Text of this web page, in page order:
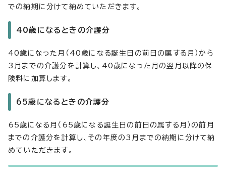
での納期に分けて納めていただきます。
40歳になるときの介護分
40歳になった月（40歳になる誕生日の前日の属する月）から
3月までの介護分を計算し、40歳になった月の翌月以降の保
険料に加算します。
65歳になるときの介護分
65歳になる月（65歳になる誕生日の前日の属する月）の前月
までの介護分を計算し、その年度の3月までの納期に分けて納
めていただきます。